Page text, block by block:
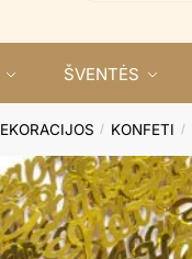
ŠVENTĖS
/ KONFETI /